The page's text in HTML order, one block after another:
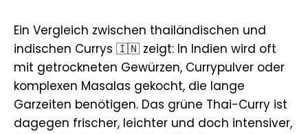
Ein Vergleich zwischen thailändischen und
indischen Currys 🇮🇳 zeigt: In Indien wird oft
mit getrockneten Gewürzen, Currypulver oder
komplexen Masalas gekocht, die lange
Garzeiten benötigen. Das grüne Thai-Curry ist
dagegen frischer, leichter und doch intensiver,